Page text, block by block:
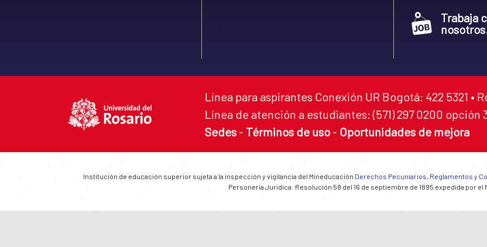
Trabaja
Línea para aspirantes Conexión UR Bogotá: 422 5321 •
Línea de atención a estudiantes: (571) 297 0200 opción
Sedes - Términos de uso - Oportunidades de mejora
Institución de educación superior sujeta a la inspección y vigilancia del Mineducación Derechos Pecuniarios, Reglamentos y
Personería Jurídica: Resolución 58 del 16 de septiembre de 1895 expedida por el